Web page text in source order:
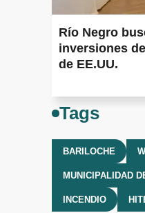
Río Negro
inversiones
de EE.UU.
Tags
BARILOCHE
MUNICIPALIDAD
INCENDIO